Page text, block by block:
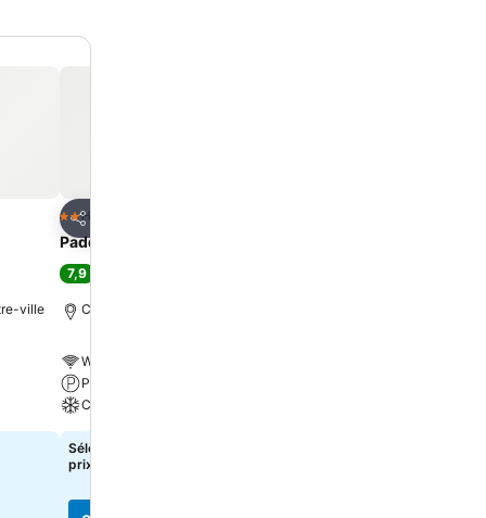
ville
Partager
2 Étoiles
Hotel
Paddock Inn
7,9
Coleman, à 0.0 km de : Centre-ville
Wi-Fi gratuit
Parking
Climatisation
Sélectionnez des dates pour voir les
prix exacts